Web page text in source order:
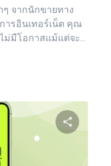
จากนักขายทาง
รอินเทอร์เน็ต คุณ
มีโอกาสแม้แต่จะ...